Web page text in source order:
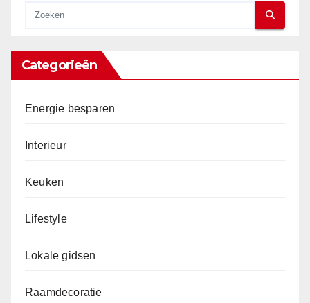
Categorieën
Energie besparen
Interieur
Keuken
Lifestyle
Lokale gidsen
Raamdecoratie